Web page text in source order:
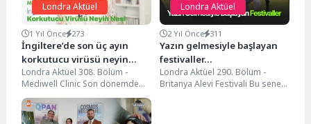
Londra Aktüel
1 Yıl Önce 273
İngiltere’de son üç ayın
korkutucu virüsü neyin
nesi…
Londra Aktüel 308. Bölüm -
Mediwell Clinic Son dönemde
yayılan salgın çocuklardan
yetişkinlere kadar herkesi...
Londra Aktüel
2 Yıl Önce 311
Yazın gelmesiyle başlayan
festivaller…
Londra Aktüel 290. Bölüm -
Britanya Alevi Festivali Bu sene